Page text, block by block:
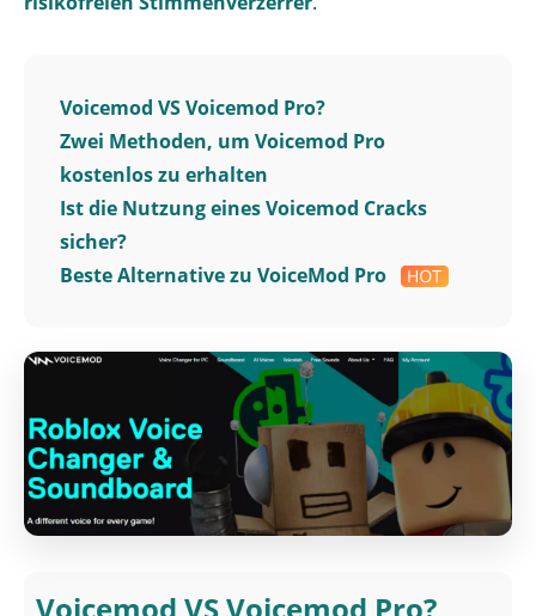
Voicemod VS Voicemod Pro?
Zwei Methoden, um Voicemod Pro
kostenlos zu erhalten
Ist die Nutzung eines Voicemod Cracks
sicher?
Beste Alternative zu VoiceMod Pro